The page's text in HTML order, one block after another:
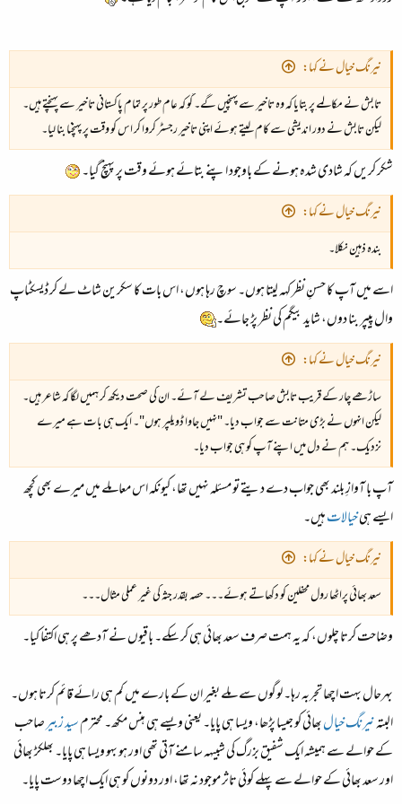
نیرنگ خیال نے کہا:
تابش نے مکالمے پر بتایا کہ وہ تاخیر سے پہنچیں گے۔ گو کہ عام طور پر تمام پاکستانی تاخیر سے پہنچتے ہیں۔
لیکن تابش نے دور اندیشی سے کام لیتے ہوئے اپنی تاخیر رجسٹر کروا کر اس کو وقت پر پہنچنا بنا لیا۔
شکر کریں کہ شادی شدہ ہونے کے باوجود اپنے بتائے ہوئے وقت پر پہنچ گیا۔
نیرنگ خیال نے کہا:
بندہ ذہین نکلا۔
اسے میں آپ کا حسنِ نظر کہہ لیتا ہوں۔ سوچ رہا ہوں، اس بات کا سکرین شاٹ لے کر ڈیسکٹاپ
وال پیپر بنا دوں، شاید بیگم کی نظر پڑ جائے۔
نیرنگ خیال نے کہا:
ساڑھے چار کے قریب تابش صاحب تشریف لے آئے۔ ان کی صحت دیکھ کر ہمیں لگا کہ شاعر ہیں۔
لیکن انہوں نے بڑی متانت سے جواب دیا۔ "نہیں جاوا ڈویلپر ہوں"۔ ایک ہی بات ہے میرے
نزدیک۔ ہم نے دل میں اپنے آپ کو ہی جواب دیا۔
آپ با آوازِ بلند بھی جواب دے دیتے تو مسئلہ نہیں تھا، کیونکہ اس معاملے میں میرے بھی کچھ
ایسے ہیخیالاتہیں۔
نیرنگ خیال نے کہا:
سعد بھائی پراٹھا رول محفلین کو دکھاتے ہوئے۔۔۔ حصہ بقدر جثہ کی غیر عملی مثال۔۔۔
وضاحت کرتا چلوں، کہ یہ ہمت صرف سعد بھائی ہی کر سکے۔ باقیوں نے آدھے پر ہی اکتفا کیا۔
بہرحال بہت اچھا تجربہ رہا۔ لوگوں سے ملے بغیر ان کے بارے میں کم ہی رائے قائم کرتا ہوں۔
البتہنیرنگ خیالبھائی کو جیسا پڑھا، ویسا ہی پایا۔ یعنی ویسے ہی ہنس مکھ۔ محترمسید زبیرصاحب
کے حوالے سے ہمیشہ ایک شفیق بزرگ کی شبیہہ سامنے آتی تھی اور ہو بہو ویسا ہی پایا۔ بھلکڑ بھائی
اور سعد بھائی کے حوالے سے پہلے کوئی تاثر موجود نہ تھا، اور دونوں کو ہی ایک اچھا دوست پایا۔